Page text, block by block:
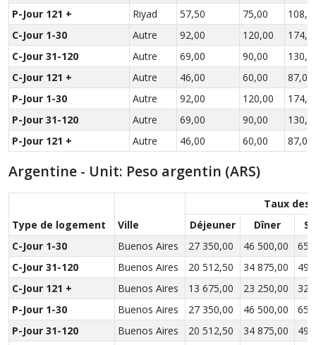
P-Jour 121 +
Riyad 57,50 75,00
C-Jour 1-30
Autre 92,00 120,00
C-Jour 31-120
Autre 69,00 90,00
C-Jour 121 +
Autre 46,00 60,00
87,00
P-Jour 1-30
Autre 92,00 120,00
P-Jour 31-120
Autre 69,00 90,00
P-Jour 121 +
Autre 46,00 60,00 87,00
Argentine - Unit: Peso argentin (ARS)
Type de logement Ville
Taux des
Déjeuner
Dîner
C-Jour 1-30
Buenos Aires 27 350,00 46 500,00
65
C-Jour 31-120
Buenos Aires 20 512,50 34 875,00
49
C-Jour 121 +
Buenos Aires 13 675,00 23 250,00
32
P-Jour 1-30
Buenos Aires 27 350,00 46 500,00
65
P-Jour 31-120
Buenos Aires 20 512,50 34 875,00
49